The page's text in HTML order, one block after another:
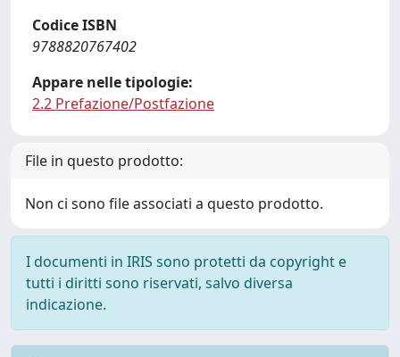
Codice ISBN
9788820767402
Appare nelle tipologie:
2.2 Prefazione/Postfazione
File in questo prodotto:
Non ci sono file associati a questo prodotto.
I documenti in IRIS sono protetti da copyright e
tutti i diritti sono riservati, salvo diversa
indicazione.